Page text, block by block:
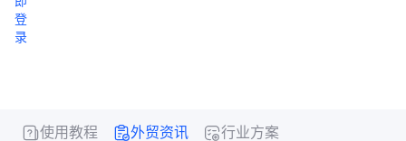
中
心
登
录
使用教程 外贸资讯 行业方案